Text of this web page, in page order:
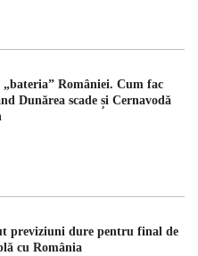
României. Cum fac
Dunărea scade și Cernavodă
previziuni dure pentru final de
cu România